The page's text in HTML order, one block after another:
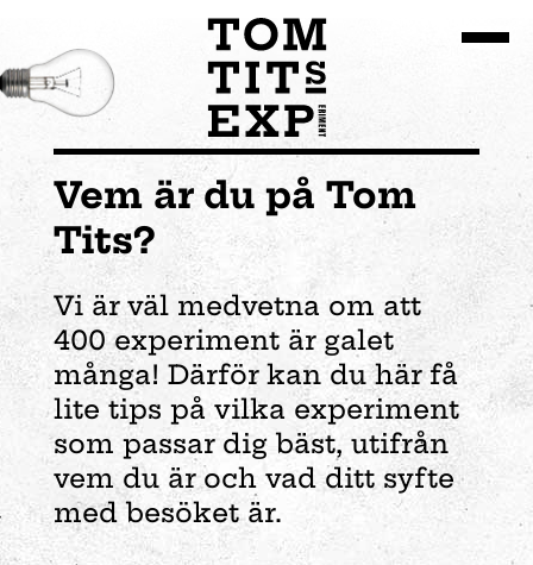
Vem är du på Tom
Tits?
Vi är väl medvetna om att
400 experiment är galet
många! Därför kan du här få
lite tips på vilka experiment
som passar dig bäst, utifrån
vem du är och vad ditt syfte
med besöket är.